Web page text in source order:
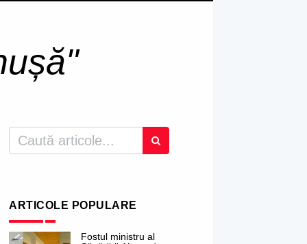
ARTICOLE POPULARE
Fostul ministru al